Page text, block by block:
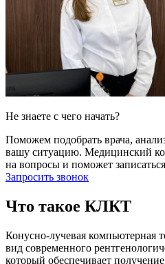
Не знаете с чего начать?
Поможем подобрать врача,
вашу ситуацию. Медицинский
на вопросы и поможет
Запросить звонок
Что такое КЛКТ
Конусно-лучевая
вид современного
который обеспечивает